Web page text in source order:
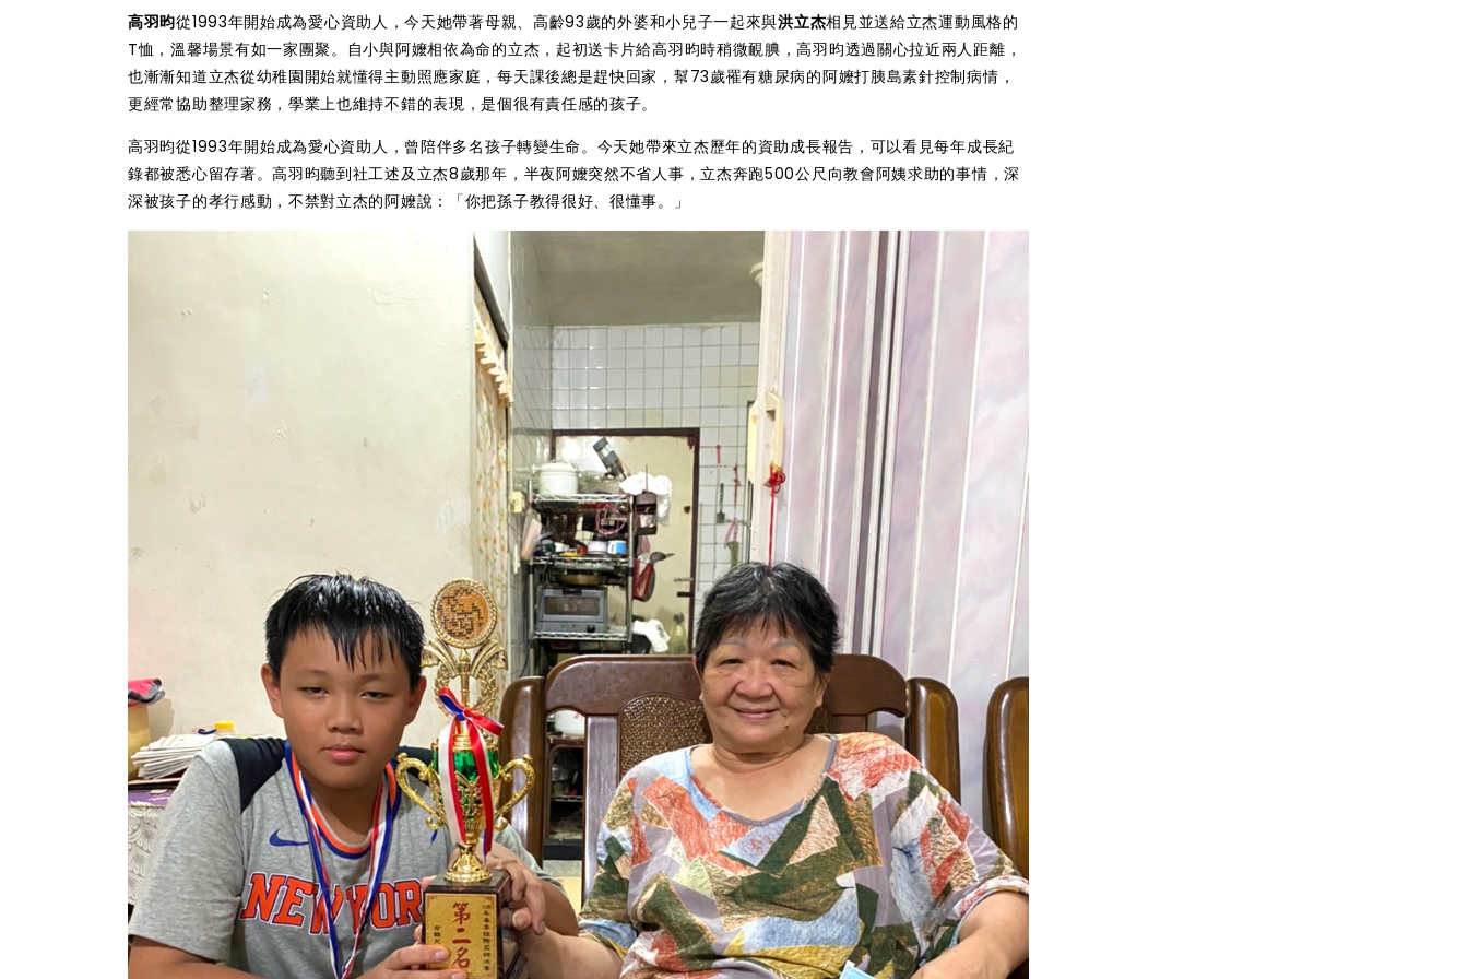
高羽昀從1993年開始成為愛心資助人，今天她帶著母親、高齡93歲的外婆和小兒子一起來與洪立杰相見並送給立杰運動風格的
T恤，溫馨場景有如一家團聚。自小與阿嬤相依為命的立杰，起初送卡片給高羽昀時稍微靦腆，高羽昀透過關心拉近兩人距離，
也漸漸知道立杰從幼稚園開始就懂得主動照應家庭，每天課後總是趕快回家，幫73歲罹有糖尿病的阿嬤打胰島素針控制病情，
更經常協助整理家務，學業上也維持不錯的表現，是個很有責任感的孩子。
高羽昀從1993年開始成為愛心資助人，曾陪伴多名孩子轉變生命。今天她帶來立杰歷年的資助成長報告，可以看見每年成長紀
錄都被悉心留存著。高羽昀聽到社工述及立杰8歲那年，半夜阿嬤突然不省人事，立杰奔跑500公尺向教會阿姨求助的事情，深
深被孩子的孝行感動，不禁對立杰的阿嬤說：「你把孫子教得很好、很懂事。」